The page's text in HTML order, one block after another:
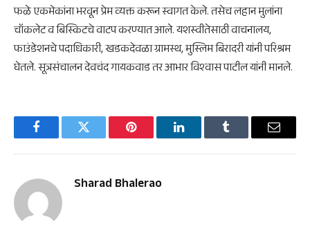
फळे एकमेकांना भरवून प्रेम व्यक्त करून स्वागत केले. तसेच लहान मुलांना
चॉकलेट व बिस्किटचे वाटप करण्यात आले. यशस्वीतेसाठी वाचनालय,
फाउंडेशनचे पदाधिकारी, खडकदेवळा ग्रामस्थ, मुस्लिम बिरादरी यांनी परिश्रम
घेतले. सूत्रसंचालन देवचंद गायकवाड तर आभार विश्‍वास पाटील यांनी मानले.
FacebookTwitter Pinterest LinkedInTumblr Email
Sharad Bhalerao